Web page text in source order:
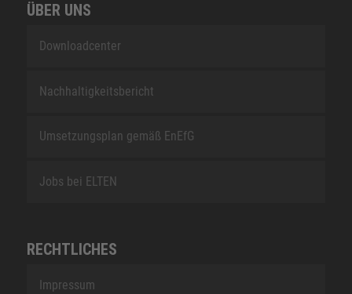
ÜBER UNS
Downloadcenter
Nachhaltigkeitsbericht
Umsetzungsplan gemäß EnEfG
Jobs bei ELTEN
RECHTLICHES
Impressum